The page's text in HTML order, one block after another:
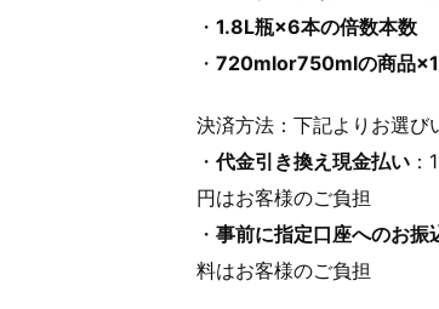
・ 1.8L瓶×6本の倍数本数
・ 720mlor750mlの商品
決済方法：下記よりお選び
・ 代金引き換え現金払い
円はお客様のご負担
・ 事前に指定口座へのお振
料はお客様のご負担